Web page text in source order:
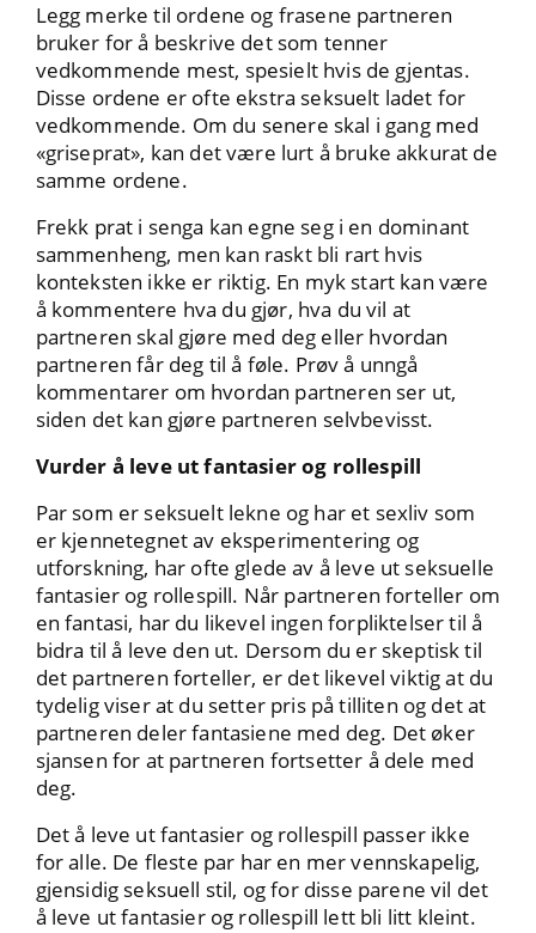
Legg merke til ordene og frasene partneren
bruker for å beskrive det som tenner
vedkommende mest, spesielt hvis de gjentas.
Disse ordene er ofte ekstra seksuelt ladet for
vedkommende. Om du senere skal i gang med
«griseprat», kan det være lurt å bruke akkurat de
samme ordene.
Frekk prat i senga kan egne seg i en dominant
sammenheng, men kan raskt bli rart hvis
konteksten ikke er riktig. En myk start kan være
å kommentere hva du gjør, hva du vil at
partneren skal gjøre med deg eller hvordan
partneren får deg til å føle. Prøv å unngå
kommentarer om hvordan partneren ser ut,
siden det kan gjøre partneren selvbevisst.
Vurder å leve ut fantasier og rollespill
Par som er seksuelt lekne og har et sexliv som
er kjennetegnet av eksperimentering og
utforskning, har ofte glede av å leve ut seksuelle
fantasier og rollespill. Når partneren forteller om
en fantasi, har du likevel ingen forpliktelser til å
bidra til å leve den ut. Dersom du er skeptisk til
det partneren forteller, er det likevel viktig at du
tydelig viser at du setter pris på tilliten og det at
partneren deler fantasiene med deg. Det øker
sjansen for at partneren fortsetter å dele med
deg.
Det å leve ut fantasier og rollespill passer ikke
for alle. De fleste par har en mer vennskapelig,
gjensidig seksuell stil, og for disse parene vil det
å leve ut fantasier og rollespill lett bli litt kleint.